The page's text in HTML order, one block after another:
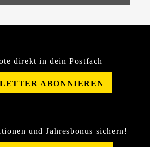
direkt in dein Postfach
ABONNIEREN
und Jahresbonus sichern!